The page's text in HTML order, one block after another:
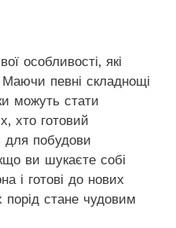
особливості, які
Маючи певні складнощі
можуть стати
хто готовий
для побудови
ви шукаєте собі
і готові до нових
порід стане чудовим